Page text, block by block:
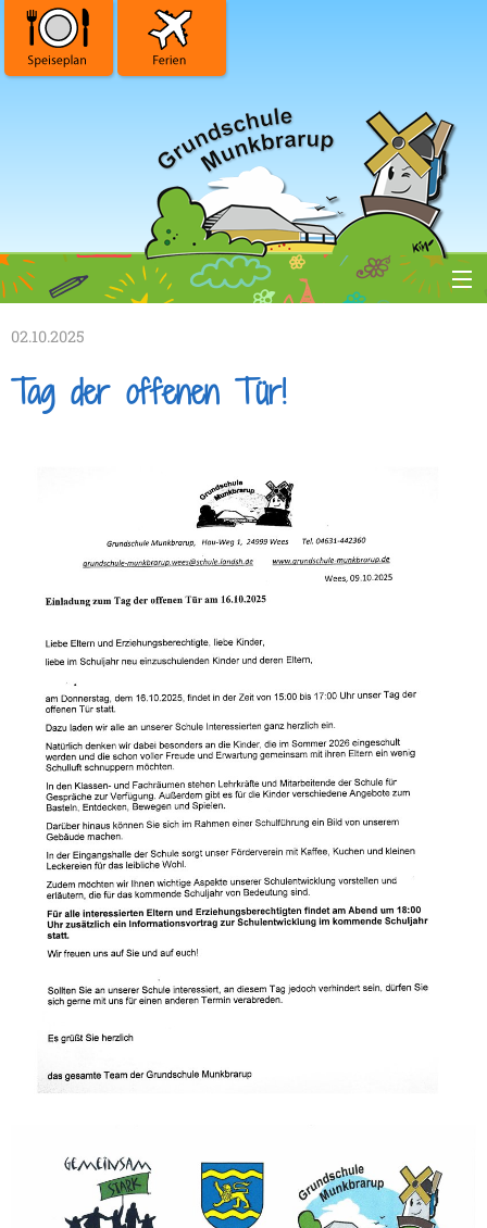
News/Termine
Unsere Schule
Förderverein
Familienzentrum
Kontakte/Formulare/Bus
Archiv
02.10.2025
Tag der offenen Tür!